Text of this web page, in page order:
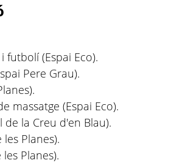
futbolí (Espai Eco).
Pere Grau).
massatge (Espai Eco).
de la Creu d'en Blau).
Planes).
les Planes).